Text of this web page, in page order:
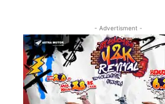
- Advertisment -